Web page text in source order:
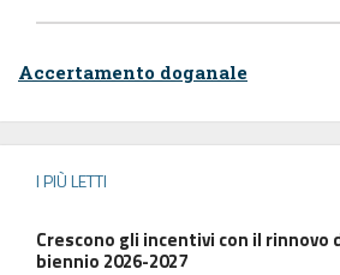
Accertamento doganale
I PIÙ LETTI
Crescono gli incentivi con il rinnovo
biennio 2026-2027